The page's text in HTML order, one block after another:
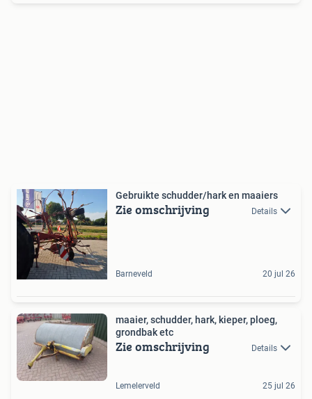
Gebruikte schudder/hark en maaiers
Zie omschrijving Details
Barneveld 20 jul 26
maaier, schudder, hark, kieper, ploeg,
grondbak etc
Zie omschrijving Details
Lemelerveld 25 jul 26